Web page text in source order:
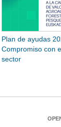
Plan de ayudas
Compromiso con
sector